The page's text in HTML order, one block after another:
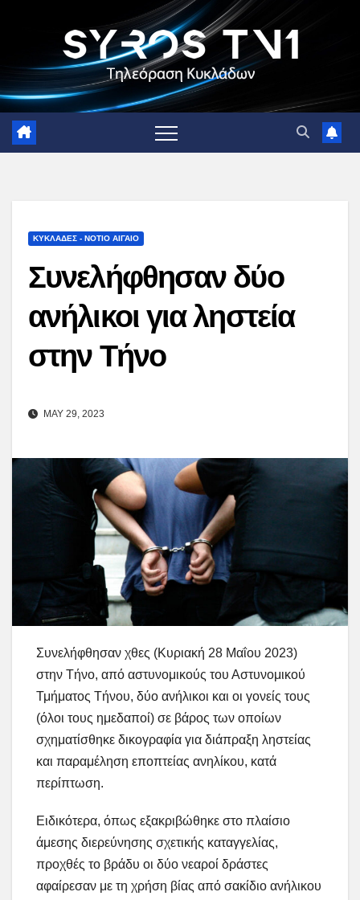
ΚΥΚΛΑΔΕΣ - ΝΟΤΙΟ ΑΙΓΑΙΟ
Συνελήφθησαν δύο
ανήλικοι για ληστεία
στην Τήνο
MAY 29, 2023
Συνελήφθησαν χθες (Κυριακή 28 Μαΐου 2023)
στην Τήνο, από αστυνομικούς του Αστυνομικού
Τμήματος Τήνου, δύο ανήλικοι και οι γονείς τους
(όλοι τους ημεδαποί) σε βάρος των οποίων
σχηματίσθηκε δικογραφία για διάπραξη ληστείας
και παραμέληση εποπτείας ανηλίκου, κατά
περίπτωση.
Ειδικότερα, όπως εξακριβώθηκε στο πλαίσιο
άμεσης διερεύνησης σχετικής καταγγελίας,
προχθές το βράδυ οι δύο νεαροί δράστες
αφαίρεσαν με τη χρήση βίας από σακίδιο ανήλικου